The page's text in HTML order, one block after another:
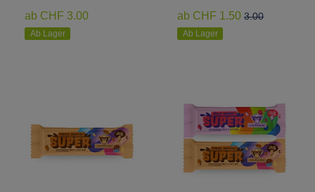
ab CHF 3.00
Ab Lager
ab CHF 1.50 3.00
Ab Lager